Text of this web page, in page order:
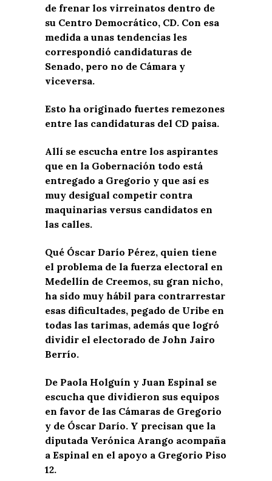
de frenar los virreinatos dentro de
su Centro Democrático, CD. Con esa
medida a unas tendencias les
correspondió candidaturas de
Senado, pero no de Cámara y
viceversa.
Esto ha originado fuertes remezones
entre las candidaturas del CD paisa.
Allí se escucha entre los aspirantes
que en la Gobernación todo está
entregado a Gregorio y que así es
muy desigual competir contra
maquinarias versus candidatos en
las calles.
Qué Óscar Darío Pérez, quien tiene
el problema de la fuerza electoral en
Medellín de Creemos, su gran nicho,
ha sido muy hábil para contrarrestar
esas dificultades, pegado de Uribe en
todas las tarimas, además que logró
dividir el electorado de John Jairo
Berrío.
De Paola Holguín y Juan Espinal se
escucha que dividieron sus equipos
en favor de las Cámaras de Gregorio
y de Óscar Darío. Y precisan que la
diputada Verónica Arango acompaña
a Espinal en el apoyo a Gregorio Piso
12.